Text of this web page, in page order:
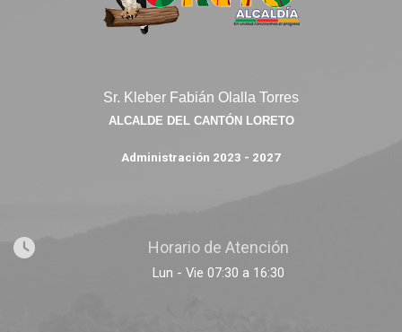
Sr. Kleber Fabián Olalla Torres
ALCALDE DEL CANTÓN LORETO
Administración 2023 - 2027
Horario de Atención
Lun - Vie 07:30 a 16:30